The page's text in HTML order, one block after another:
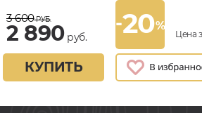
3 600РУБ.
2 890руб.
КУПИТЬ
-20%
Цена